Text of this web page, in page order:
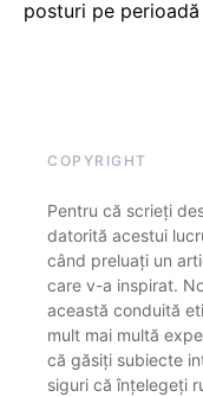
posturi pe
COPYRIGHT
Pentru că scrieți
datorită acestui
când preluați un
care v-a inspirat.
această conduită
mult mai multă
că găsiți subiecte
siguri că înțelegeți